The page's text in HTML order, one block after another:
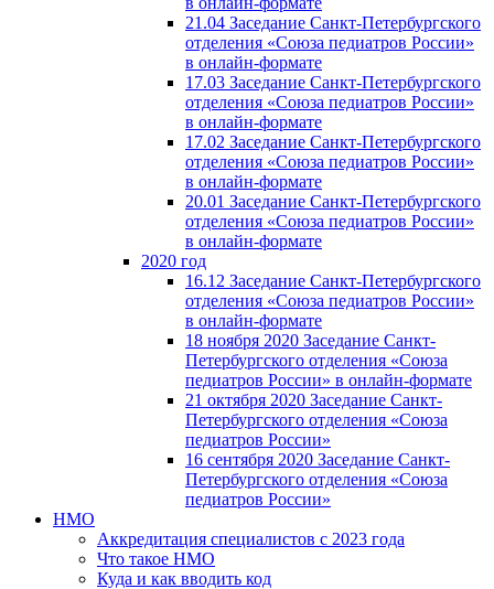
21.04 Заседание Санкт-Петербургского
отделения «Союза педиатров России»
в онлайн-формате
17.03 Заседание Санкт-Петербургского
отделения «Союза педиатров России»
в онлайн-формате
17.02 Заседание Санкт-Петербургского
отделения «Союза педиатров России»
в онлайн-формате
20.01 Заседание Санкт-Петербургского
отделения «Союза педиатров России»
в онлайн-формате
2020 год
16.12 Заседание Санкт-Петербургского
отделения «Союза педиатров России»
в онлайн-формате
18 ноября 2020 Заседание Санкт-
Петербургского отделения «Союза
педиатров России» в онлайн-формате
21 октября 2020 Заседание Санкт-
Петербургского отделения «Союза
педиатров России»
16 сентября 2020 Заседание Санкт-
Петербургского отделения «Союза
педиатров России»
НМО
Аккредитация специалистов с 2023 года
Что такое НМО
Куда и как вводить код